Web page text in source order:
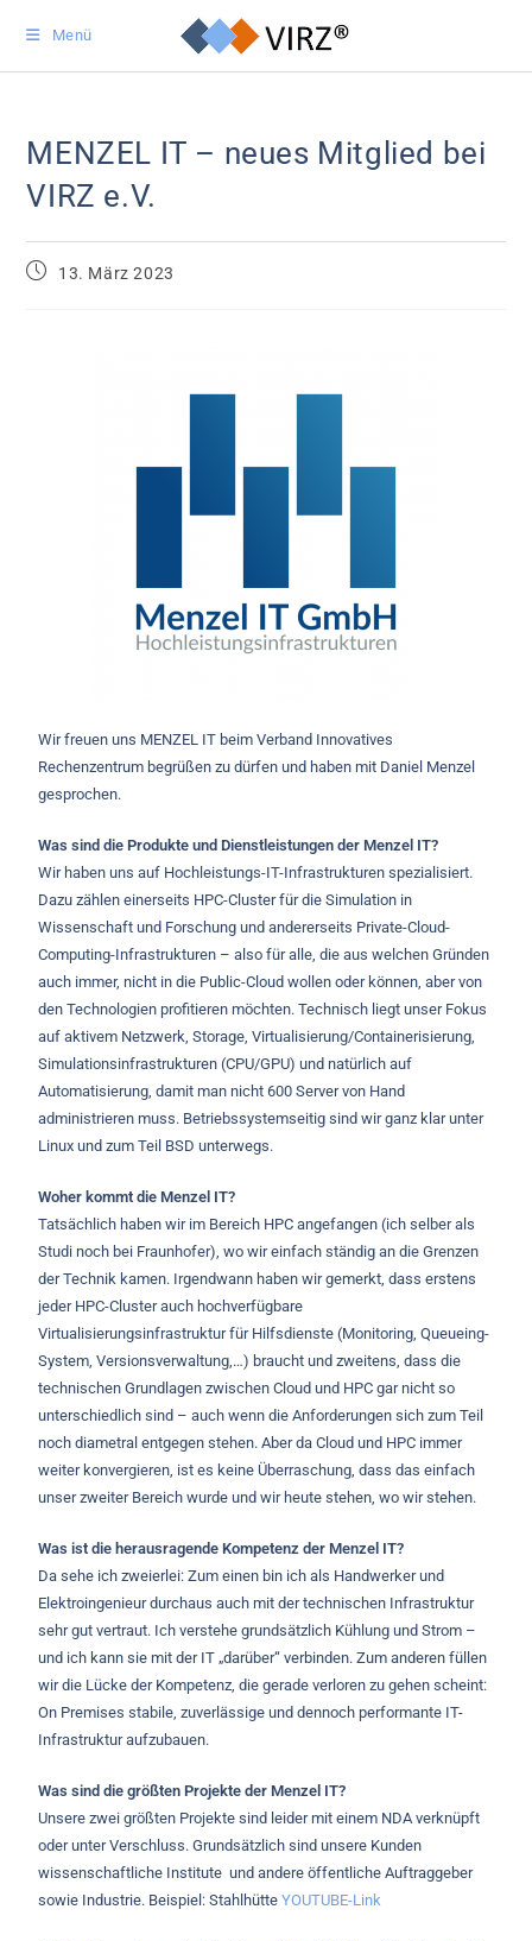
Menü
MENZEL IT – neues Mitglied bei
VIRZ e.V.
13. März 2023
Wir freuen uns MENZEL IT beim Verband Innovatives
Rechenzentrum begrüßen zu dürfen und haben mit Daniel Menzel
gesprochen.
Was sind die Produkte und Dienstleistungen der Menzel IT?
Wir haben uns auf Hochleistungs-IT-Infrastrukturen spezialisiert.
Dazu zählen einerseits HPC-Cluster für die Simulation in
Wissenschaft und Forschung und andererseits Private-Cloud-
Computing-Infrastrukturen – also für alle, die aus welchen Gründen
auch immer, nicht in die Public-Cloud wollen oder können, aber von
den Technologien profitieren möchten. Technisch liegt unser Fokus
auf aktivem Netzwerk, Storage, Virtualisierung/Containerisierung,
Simulationsinfrastrukturen (CPU/GPU) und natürlich auf
Automatisierung, damit man nicht 600 Server von Hand
administrieren muss. Betriebssystemseitig sind wir ganz klar unter
Linux und zum Teil BSD unterwegs.
Woher kommt die Menzel IT?
Tatsächlich haben wir im Bereich HPC angefangen (ich selber als
Studi noch bei Fraunhofer), wo wir einfach ständig an die Grenzen
der Technik kamen. Irgendwann haben wir gemerkt, dass erstens
jeder HPC-Cluster auch hochverfügbare
Virtualisierungsinfrastruktur für Hilfsdienste (Monitoring, Queueing-
System, Versionsverwaltung,…) braucht und zweitens, dass die
technischen Grundlagen zwischen Cloud und HPC gar nicht so
unterschiedlich sind – auch wenn die Anforderungen sich zum Teil
noch diametral entgegen stehen. Aber da Cloud und HPC immer
weiter konvergieren, ist es keine Überraschung, dass das einfach
unser zweiter Bereich wurde und wir heute stehen, wo wir stehen.
Was ist die herausragende Kompetenz der Menzel IT?
Da sehe ich zweierlei: Zum einen bin ich als Handwerker und
Elektroingenieur durchaus auch mit der technischen Infrastruktur
sehr gut vertraut. Ich verstehe grundsätzlich Kühlung und Strom –
und ich kann sie mit der IT „darüber“ verbinden. Zum anderen füllen
wir die Lücke der Kompetenz, die gerade verloren zu gehen scheint:
On Premises stabile, zuverlässige und dennoch performante IT-
Infrastruktur aufzubauen.
Was sind die größten Projekte der Menzel IT?
Unsere zwei größten Projekte sind leider mit einem NDA verknüpft
oder unter Verschluss. Grundsätzlich sind unsere Kunden
wissenschaftliche Institute und andere öffentliche Auftraggeber
sowie Industrie. Beispiel: StahlhütteYOUTUBE-Link